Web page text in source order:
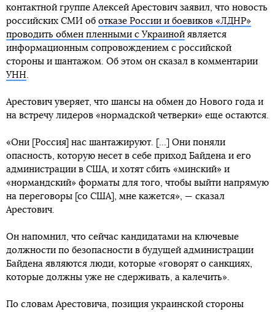
контактной группе Алексей Арестович заявил, что новость
российских СМИ об отказе России и боевиков «ЛДНР»
проводить обмен пленными с Украиной является
информационным сопровождением с российской
стороны и шантажом. Об этом он сказал в комментарии
УНН.
Арестович уверяет, что шансы на обмен до Нового года и
на встречу лидеров «нормадской четверки» еще остаются.
«Они [Россия] нас шантажируют. [...] Они поняли
опасность, которую несет в себе приход Байдена и его
администрации в США, и хотят сбить «минский» и
«нормандский» форматы для того, чтобы выйти напрямую
на переговоры [со США], мне кажется», — сказал
Арестович.
Он напомнил, что сейчас кандидатами на ключевые
должности по безопасности в будущей администрации
Байдена являются люди, которые «говорят о санкциях,
которые должны уже не сдерживать, а калечить».
По словам Арестовича, позиция украинской стороны